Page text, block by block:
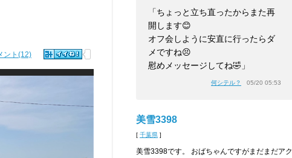
ント(12)
「ちょっと立ち直ったからまた再
開します😊
オフ会しように安直に行ったらダ
メですね😣
慰めメッセージしてね🤣」
何シテル？ 05/20 05:53
美雪3398
[ 千葉県 ]
美雪3398です。 おばちゃんですがまだまだアク